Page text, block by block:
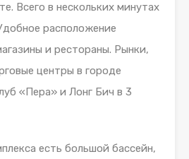
Всего в нескольких минутах
расположение
и рестораны. Рынки,
центры в городе
«Пера» и Лонг Бич в 3
есть большой бассейн,